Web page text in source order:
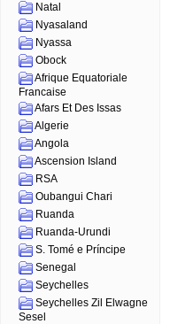
Natal
Nyasaland
Nyassa
Obock
Afrique Equatoriale
Francaise
Afars Et Des Issas
Algerie
Angola
Ascension Island
RSA
Oubangui Chari
Ruanda
Ruanda-Urundi
S. Tomé e Príncipe
Senegal
Seychelles
Seychelles Zil Elwagne
Sesel